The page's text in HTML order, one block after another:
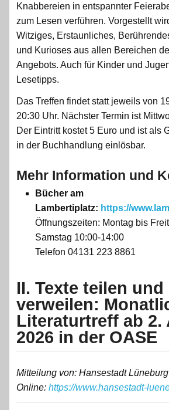
Knabbereien in entspannter
zum Lesen verführen. Vorgestellt
Witziges, Erstaunliches,
und Kurioses aus allen Bereichen
Angebots. Auch für Kinder und
Lesetipps.
Das Treffen findet statt jeweils von
20:30 Uhr. Nächster Termin ist
Der Eintritt kostet 5 Euro und ist als
in der Buchhandlung einlösbar.
Mehr Information und
Bücher am
Lambertiplatz: https://
Öffnungszeiten: Montag bis
Samstag 10:00-14:00
Telefon 04131 223 8861
II. Texte teilen und
verweilen:
Literaturtreff ab 2.
2026 in der OASE
Mitteilung von: Hansestadt
Online: https://www.hansestadt-